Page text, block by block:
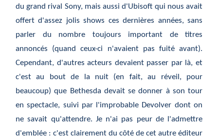
du grand rival Sony, mais aussi d'Ubisoft qui nous avait
offert d'assez jolis shows ces dernières années, sans
parler du nombre toujours important de titres
annoncés (quand ceux-ci n'avaient pas fuité avant).
Cependant, d'autres acteurs devaient passer par là, et
c'est au bout de la nuit (en fait, au réveil, pour
beaucoup) que Bethesda devait se donner à son tour
en spectacle, suivi par l'improbable Devolver dont on
ne savait qu'attendre. Je n'ai pas peur de l'admettre
d'emblée : c'est clairement du côté de cet autre éditeur